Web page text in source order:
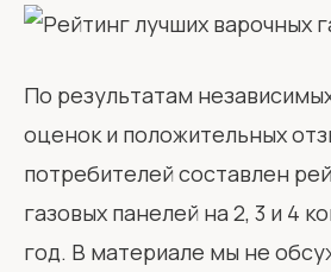
По результатам
оценок и положительных
потребителей составлен
газовых панелей на 2, 3 и 4
год. В материале мы не